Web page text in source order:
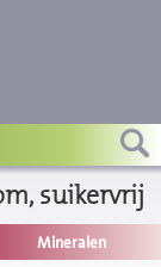
suikervrij
Mineralen